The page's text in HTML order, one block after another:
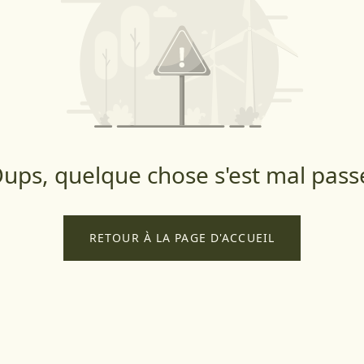
quelque chose s'est mal
RETOUR À LA PAGE D'ACCUEIL